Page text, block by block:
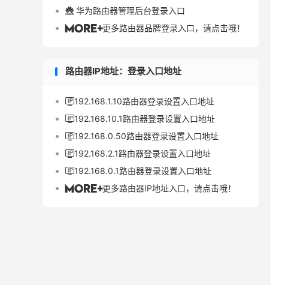
 华为路由器管理后台登录入口
更多路由器品牌登录入口，请点击哦！
路由器IP地址：登录入口地址
192.168.1.10路由器登录设置入口地址
192.168.10.1路由器登录设置入口地址
192.168.0.50路由器登录设置入口地址
192.168.2.1路由器登录设置入口地址
192.168.0.1路由器登录设置入口地址
更多路由器IP地址入口，请点击哦！